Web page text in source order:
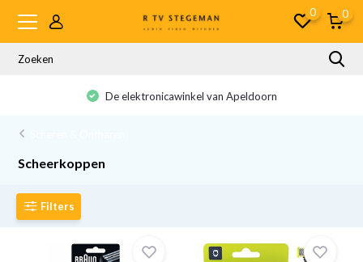
0 0
De elektronicawinkel van Apeldoorn
Scheerkoppen
Filters